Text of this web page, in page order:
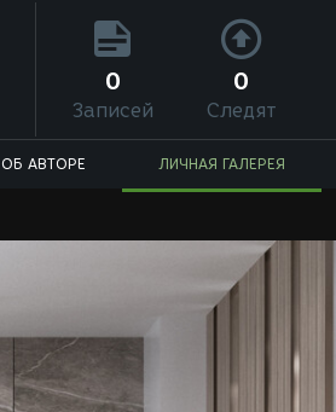
0
Записей
0
Следят
ОБ АВТОРЕ ЛИЧНАЯ ГАЛЕРЕЯ